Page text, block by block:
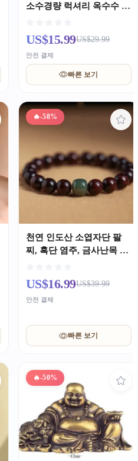
소수경량 럭셔리 옥수수 수
US$15.99US$29.99
안전 결제
빠른 보기
🔥-58%
천연 인도산 소엽자단 팔
찌, 흑단 염주, 금사난목 팔
남녀 공용 커플 중국풍 장
신구
US$16.99US$39.99
안전 결제
빠른 보기
🔥-50%